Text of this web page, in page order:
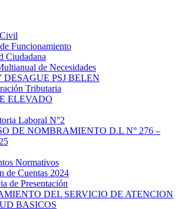
Funcionamiento
Ciudadana
de Necesidades
DESAGUE PSJ BELEN
Tributaria
ELEVADO
Laboral N°2
DE NOMBRAMIENTO D.L N° 276 –
Normativos
de Cuentas 2024
de Presentación
DEL SERVICIO DE ATENCION
BASICOS